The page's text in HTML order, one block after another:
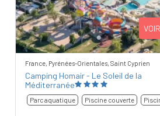
France, Pyrénées-Orientales, Saint Cyprien
Camping Homair - Le Soleil de la
Méditerranée
Parc aquatique Piscine couverte